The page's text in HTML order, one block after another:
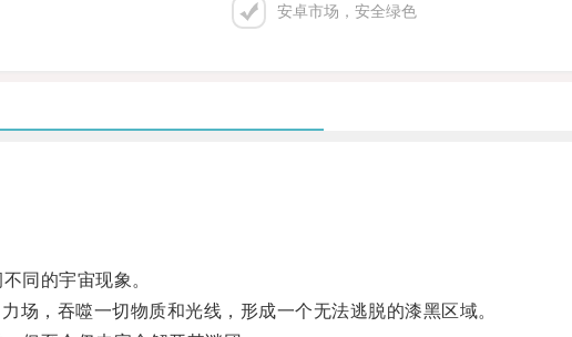
安卓市场，安全绿色
同的宇宙现象。
，吞噬一切物质和光线，形成一个无法逃脱的漆黑区域。